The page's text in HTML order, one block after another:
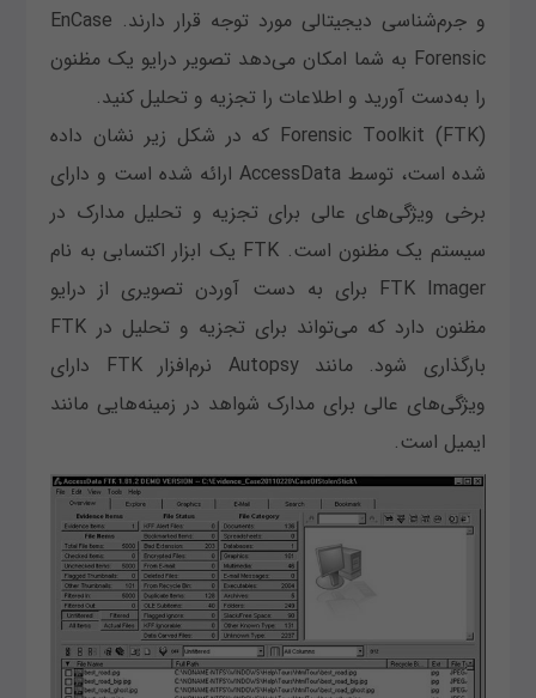
و جرم‌شناسی دیجیتالی مورد توجه قرار دارند. EnCase
Forensic به شما امکان می‌دهد تصویر درایو یک مظنون
را به‌دست آورید و اطلاعات را تجزیه و تحلیل کنید.
Forensic Toolkit (FTK) که در شکل زیر نشان داده
شده است، توسط AccessData ارائه شده است و دارای
برخی ویژگی‌های عالی برای تجزیه و تحلیل مدارک در
سیستم یک مظنون است. FTK یک ابزار اکتسابی به نام
FTK Imager برای به دست آوردن تصویری از درایو
مظنون دارد که می‌تواند برای تجزیه و تحلیل در FTK
بارگذاری شود. مانند Autopsy نرم‌افزار FTK دارای
ویژگی‌های عالی برای مدارک شواهد در زمینه‌هایی مانند
ایمیل است.